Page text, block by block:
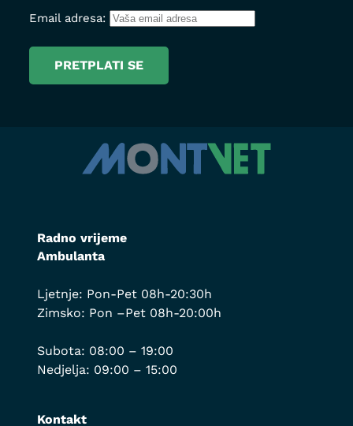
Email adresa:
Radno vrijeme
Ambulanta
Ljetnje: Pon-Pet 08h-20:30h
Zimsko: Pon –Pet 08h-20:00h
Subota: 08:00 – 19:00
Nedjelja: 09:00 – 15:00
Kontakt